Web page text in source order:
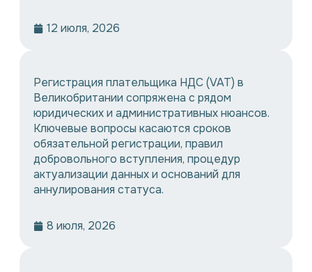
12 июля, 2026
Регистрация плательщика НДС (VAT) в
Великобритании сопряжена с рядом
юридических и административных нюансов.
Ключевые вопросы касаются сроков
обязательной регистрации, правил
добровольного вступления, процедур
актуализации данных и оснований для
аннулирования статуса.
8 июля, 2026